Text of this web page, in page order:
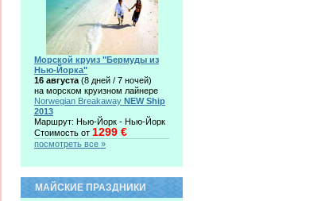
Морской круиз "Бермуды из
Нью-Йорка"
16 августа (8 дней / 7 ночей)
на морском круизном лайнере
Norwegian Breakaway NEW Ship
2013
Маршрут: Нью-Йорк - Нью-Йорк
Стоимость от 1299 €
посмотреть все »
МАЙСКИЕ ПРАЗДНИКИ